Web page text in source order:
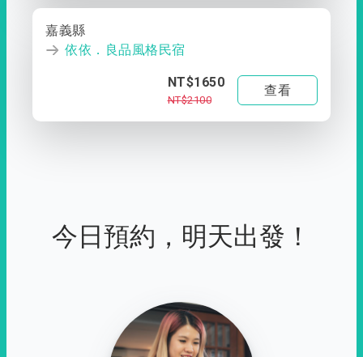
嘉義縣
依依．良品風格民宿
NT$1650
NT$2100
查看
今日預約，明天出發！